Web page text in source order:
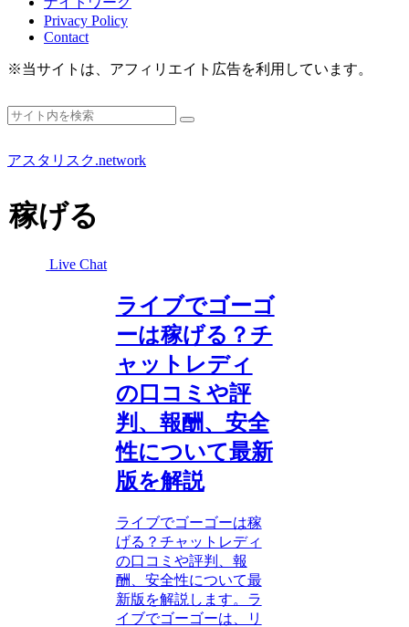
Privacy Policy
Contact
※当サイトは、アフィリエイト広告を利用しています。
アスタリスク.network
稼げる
Live Chat
ライブでゴーゴ
ーは稼げる？チ
ャットレディ
の口コミや評
判、報酬、安全
性について最新
版を解説
ライブでゴーゴーは稼
げる？チャットレディ
の口コミや評判、報
酬、安全性について最
新版を解説します。ラ
イブでゴーゴーは、リ